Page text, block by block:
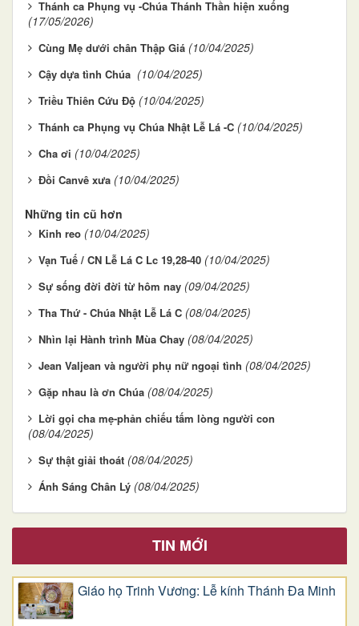
Thánh ca Phụng vụ -Chúa Thánh Thần hiện xuống
(17/05/2026)
Cùng Mẹ dưới chân Thập Giá (10/04/2025)
Cậy dựa tình Chúa (10/04/2025)
Triều Thiên Cứu Độ (10/04/2025)
Thánh ca Phụng vụ Chúa Nhật Lễ Lá -C (10/04/2025)
Cha ơi (10/04/2025)
Đồi Canvê xưa (10/04/2025)
Những tin cũ hơn
Kinh reo (10/04/2025)
Vạn Tuế / CN Lễ Lá C Lc 19,28-40 (10/04/2025)
Sự sống đời đời từ hôm nay (09/04/2025)
Tha Thứ - Chúa Nhật Lễ Lá C (08/04/2025)
Nhìn lại Hành trình Mùa Chay (08/04/2025)
Jean Valjean và người phụ nữ ngoại tình (08/04/2025)
Gặp nhau là ơn Chúa (08/04/2025)
Lời gọi cha mẹ-phản chiếu tấm lòng người con
(08/04/2025)
Sự thật giải thoát (08/04/2025)
Ánh Sáng Chân Lý (08/04/2025)
TIN MỚI
Giáo họ Trinh Vương: Lễ kính Thánh Đa Minh